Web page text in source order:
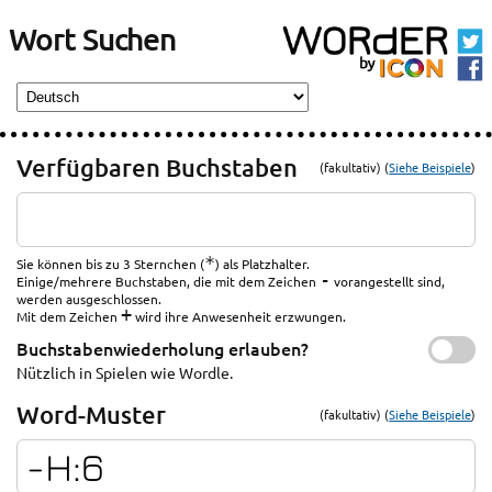
Wort Suchen
Verfügbaren Buchstaben (fakultativ) (Siehe Beispiele)
Sie können bis zu 3 Sternchen (*) als Platzhalter.
Einige/mehrere Buchstaben, die mit dem Zeichen - vorangestellt sind,
werden ausgeschlossen.
Mit dem Zeichen +wird ihre Anwesenheit erzwungen.
Buchstabenwiederholung erlauben?
Nützlich in Spielen wie Wordle.
Word-Muster (fakultativ) (Siehe Beispiele)